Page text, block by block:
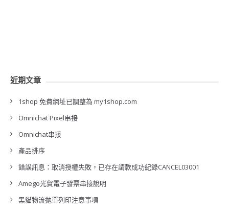
近期文章
1shop 免費網址已調整為 my1shop.com
Omnichat Pixel串接
Omnichat串接
產品排序
錯誤訊息：取消授權失敗，已存在請款成功紀錄CANCEL03001
Amego光貿電子發票串接說明
黑貓物流拋單列印注意事項